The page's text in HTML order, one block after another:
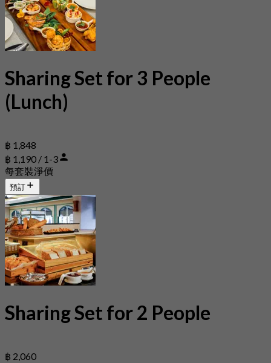
Sharing Set for 3 People
(Lunch)
฿ 1,848
฿ 1,190 / 1-3
每套裝淨價
預訂
Sharing Set for 2 People
฿ 2,060